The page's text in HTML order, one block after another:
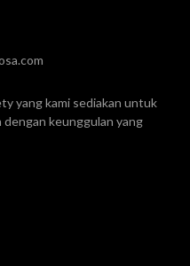
yang kami sediakan untuk
keunggulan yang